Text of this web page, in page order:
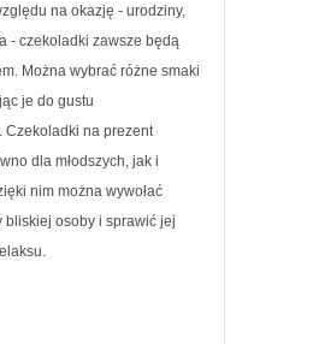
na okazję - urodziny,
- czekoladki zawsze będą
Można wybrać różne smaki
je do gustu
Czekoladki na prezent
dla młodszych, jak i
nim można wywołać
bliskiej osoby i sprawić jej